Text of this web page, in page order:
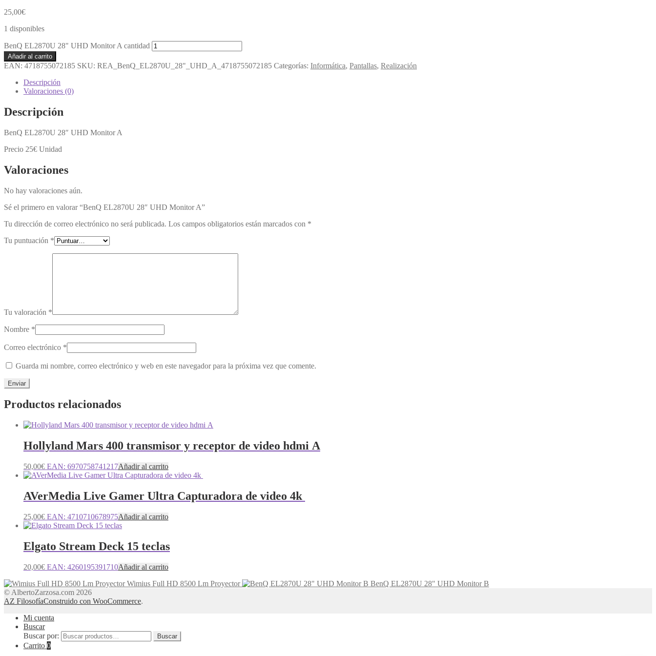
25,00€
1 disponibles
BenQ EL2870U 28" UHD Monitor A cantidad
Añadir al carrito
EAN: 4718755072185 SKU: REA_BenQ_EL2870U_28"_UHD_A_4718755072185 Categorías: Informática, Pantallas, Realización
Descripción
Valoraciones (0)
Descripción
BenQ EL2870U 28″ UHD Monitor A
Precio 25€ Unidad
Valoraciones
No hay valoraciones aún.
Sé el primero en valorar “BenQ EL2870U 28″ UHD Monitor A”
Tu dirección de correo electrónico no será publicada. Los campos obligatorios están marcados con *
Tu puntuación *
Tu valoración *
Nombre *
Correo electrónico *
Guarda mi nombre, correo electrónico y web en este navegador para la próxima vez que comente.
Productos relacionados
Hollyland Mars 400 transmisor y receptor de video hdmi A
50,00€ EAN: 6970758741217Añadir al carrito
AVerMedia Live Gamer Ultra Capturadora de video 4k
25,00€ EAN: 4710710678975Añadir al carrito
Elgato Stream Deck 15 teclas
20,00€ EAN: 4260195391710Añadir al carrito
Wimius Full HD 8500 Lm Proyector
BenQ EL2870U 28" UHD Monitor B
© AlbertoZarzosa.com 2026
AZ FilosofíaConstruido con WooCommerce.
Mi cuenta
Buscar
Buscar por:
Buscar
Carrito 0